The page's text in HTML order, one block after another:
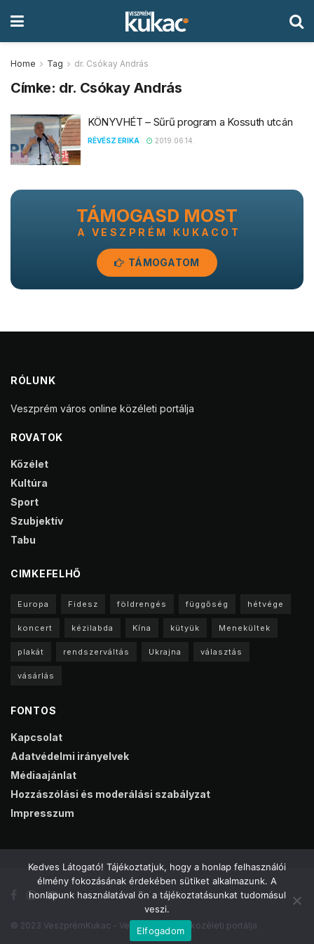
Home Tag dr. Csókay András
Címke: dr. Csókay András
KÖNYVHÉT – Sűrű program a Kossuth utcán
RÉVÉSZ ERIKA 2019.06.14.
TÁMOGASD MOST
A VESZPRÉM KUKACOT
TÁMOGATOM
RÓLUNK
Veszprém város online közéleti portálja
ROVATOK
Közélet
Kultúra
Sport
Szubjektív
Tabu
CIMKEFELHŐ
Europa Fidesz földrengés függőség hétvége
koncert kézilabda Kína kütyük Menekültek
plakát rendszerváltás Ukrajna választás
vásárlás
FONTOS
Kapcsolat
Adatvédelmi irányelvek
Médiaajánlat
Hozzászólási és moderálási szabályzat
Impresszum
© 2023 VeszprémKukac - Veszprém online közéleti portálja
Kedves Látogató! Tájékoztatjuk, hogy a honlap felhasználói
élmény fokozásának érdekében sütiket alkalmazunk. A
honlapunk használatával ön a tájékoztatásunkat tudomásul
veszi.
Elfogadom